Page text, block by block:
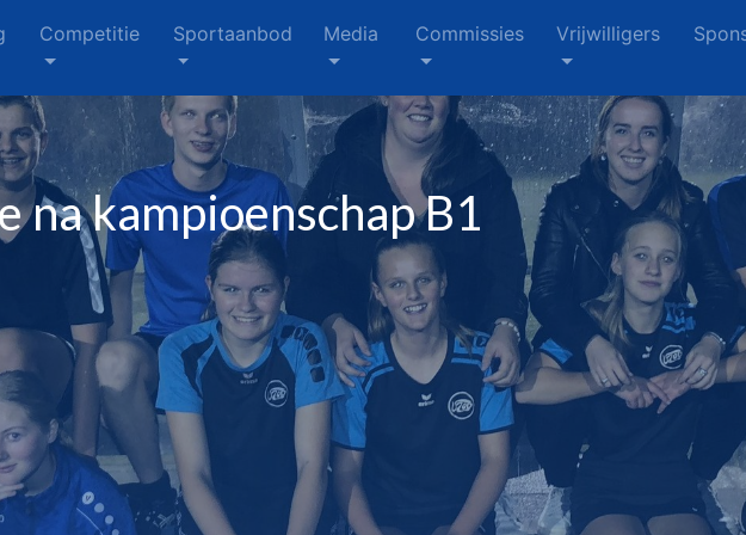
Competitie Sportaanbod Media Commissies Vrijwilligers
na kampioenschap B1